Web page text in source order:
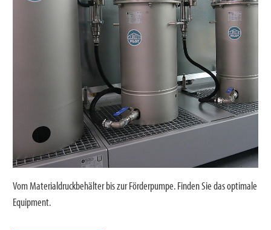
Vom Materialdruckbehälter bis zur Förderpumpe. Finden Sie das optimale
Equipment.